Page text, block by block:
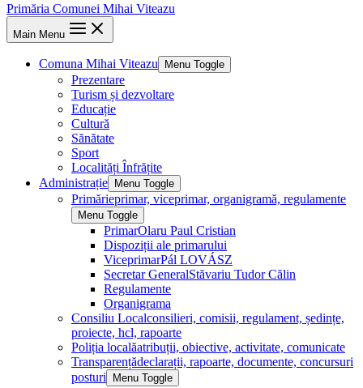
Primăria Comunei Mihai Viteazu
Main Menu
Comuna Mihai Viteazu Menu Toggle
Prezentare
Turism și dezvoltare
Educație
Cultură
Sănătate
Sport
Localități Înfrățite
Administrație
Menu Toggle
Primărieprimar, viceprimar, organigramă, regulamente
Menu Toggle
PrimarOlaru Paul Cristian
Dispoziții ale primarului
ViceprimarPál LOVÁSZ
Secretar GeneralStăvariu Tudor Călin
Regulamente
Organigrama
Consiliu Localconsilieri, comisii, regulament, ședințe,
proiecte, hcl, rapoarte
Poliția localăatribuții, obiective, activitate, comunicate
Transparențădeclarații, rapoarte, documente, concursuri
posturi
Menu Toggle